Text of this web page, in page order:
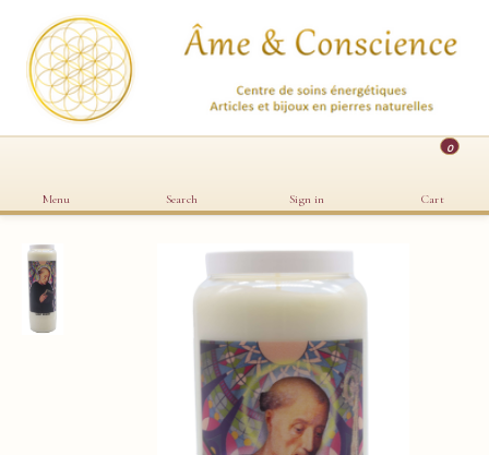
Menu Search Sign in
0
Cart